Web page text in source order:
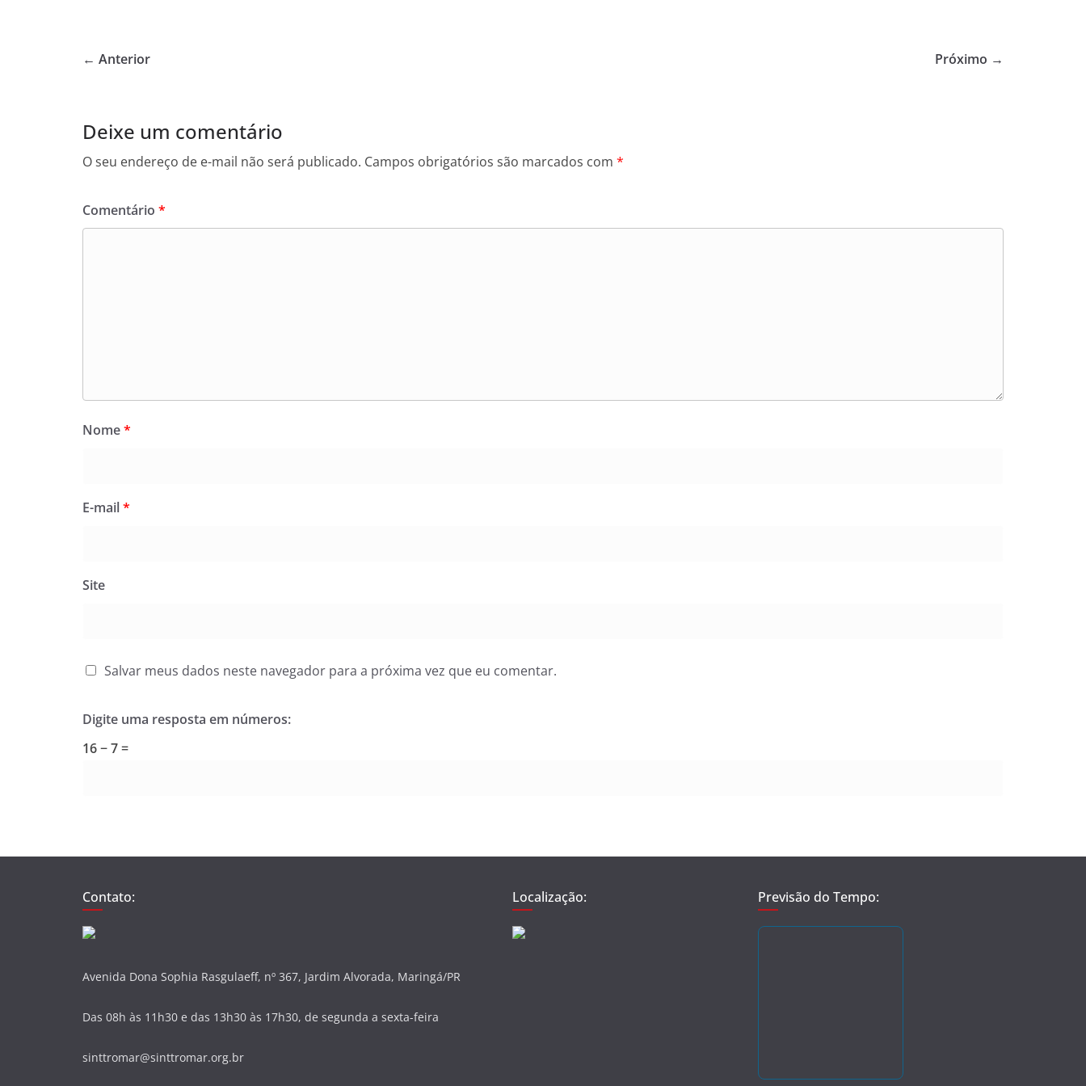
e
o
k
p
← Anterior Próximo →
Deixe um comentário
O seu endereço de e-mail não será publicado. Campos obrigatórios são marcados com *
Comentário *
Nome*
E-mail*
Site
Salvar meus dados neste navegador para a próxima vez que eu comentar.
Digite uma resposta em números:
16 − 7 =
Contato:
Avenida Dona Sophia Rasgulaeff, nº 367, Jardim Alvorada, Maringá/PR
Das 08h às 11h30 e das 13h30 às 17h30, de segunda a sexta-feira
sinttromar@sinttromar.org.br
Localização: Previsão do Tempo: